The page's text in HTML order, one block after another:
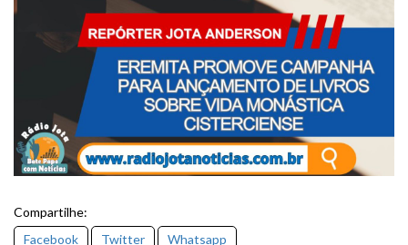
Compartilhe:
Facebook
Twitter Whatsapp